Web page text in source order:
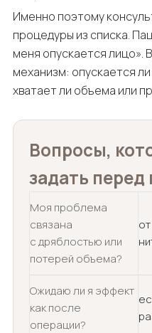
Именно поэтому
процедуры из списка.
меня опускается лицо».
механизм: опускается
хватает ли объема или
Вопросы,
задать
Моя проблема
связана
с дряблостью или
потерей объема?
Ожидаю ли я эффект
как после
операции?